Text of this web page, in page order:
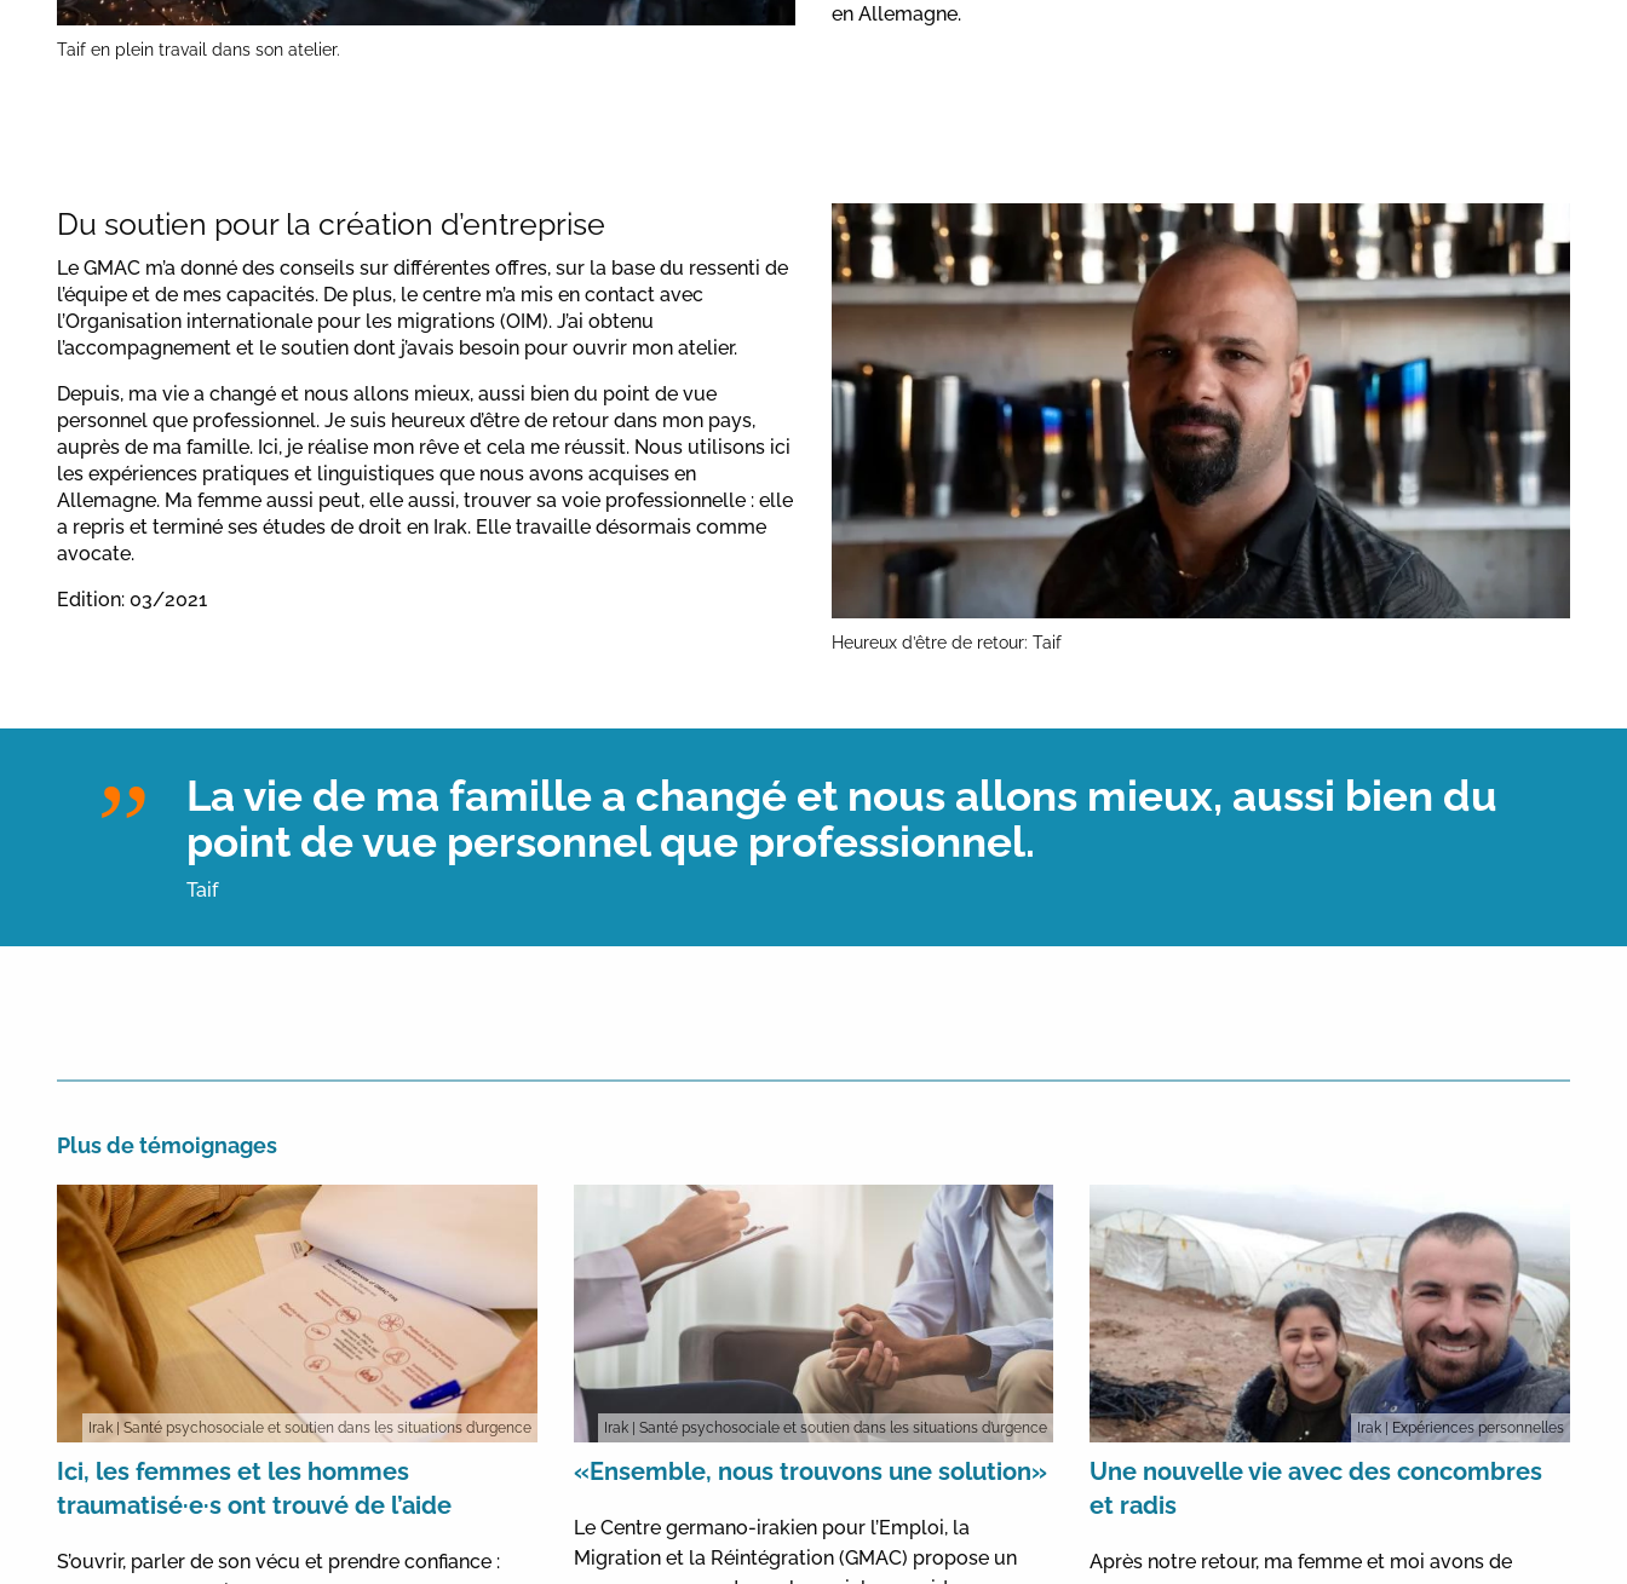
Taif en plein travail dans son atelier.
en Allemagne.
Heureux d’être de retour: Taif
Du soutien pour la création d’entreprise
Le GMAC m’a donné des conseils sur différentes offres, sur la base du ressenti de
l’équipe et de mes capacités. De plus, le centre m’a mis en contact avec
l’Organisation internationale pour les migrations (OIM). J’ai obtenu
l’accompagnement et le soutien dont j’avais besoin pour ouvrir mon atelier.
Depuis, ma vie a changé et nous allons mieux, aussi bien du point de vue
personnel que professionnel. Je suis heureux d’être de retour dans mon pays,
auprès de ma famille. Ici, je réalise mon rêve et cela me réussit. Nous utilisons ici
les expériences pratiques et linguistiques que nous avons acquises en
Allemagne. Ma femme aussi peut, elle aussi, trouver sa voie professionnelle : elle
a repris et terminé ses études de droit en Irak. Elle travaille désormais comme
avocate.
Edition: 03/2021
La vie de ma famille a changé et nous allons mieux, aussi bien du
point de vue personnel que professionnel.
Taif
Plus de témoignages
Irak | Santé psychosociale et soutien dans les situations d’urgence
Ici, les femmes et les hommes
traumatisé·e·s ont trouvé de l’aide
S’ouvrir, parler de son vécu et prendre confiance :
Irak | Santé psychosociale et soutien dans les situations d’urgence
«Ensemble, nous trouvons une solution»
Le Centre germano-irakien pour l’Emploi, la
Migration et la Réintégration (GMAC) propose un
Irak | Expériences personnelles
Une nouvelle vie avec des concombres
et radis
Après notre retour, ma femme et moi avons de